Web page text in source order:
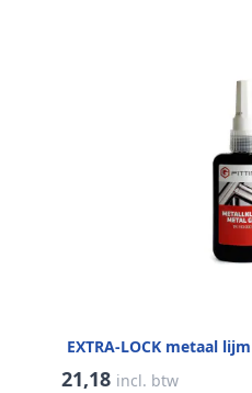
EXTRA-LOCK metaal
21,18 incl. btw